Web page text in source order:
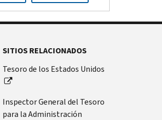
SITIOS RELACIONADOS
Tesoro de los Estados Unidos
Inspector General del Tesoro
para la Administración